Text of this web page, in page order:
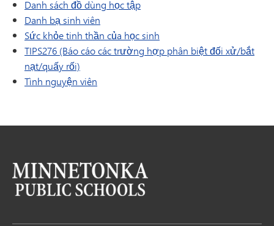
Danh sách đồ dùng học tập
Danh bạ sinh viên
Sức khỏe tinh thần của học sinh
TIPS276 (Báo cáo các trường hợp phân biệt đối xử/bắt
nạt/quấy rối)
Tình nguyện viên